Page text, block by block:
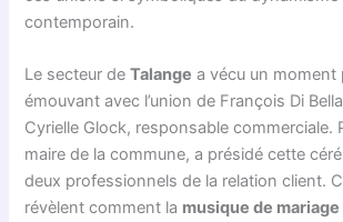
contemporain.
Le secteur deTalange a vécu un moment
émouvant avec l’union de François Di
Cyrielle Glock, responsable commerciale.
maire de la commune, a présidé cette
deux professionnels de la relation client.
révèlent comment la musique de mariage